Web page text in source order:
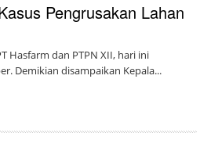
Pengrusakan Lahan
Hasfarm dan PTPN XII, hari ini
Demikian disampaikan Kepala...